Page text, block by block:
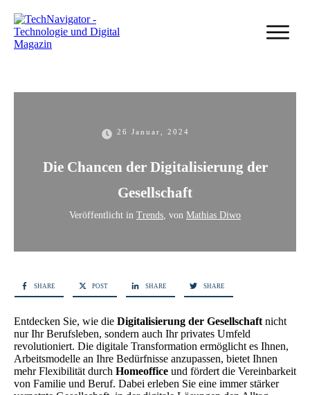
26 Januar, 2024
Die Chancen der Digitalisierung der
Gesellschaft
Veröffentlicht in Trends , von Mathias Diwo
SHARE POST SHARE SHARE
Entdecken Sie, wie die Digitalisierung der Gesellschaft nicht
nur Ihr Berufsleben, sondern auch Ihr privates Umfeld
revolutioniert. Die digitale Transformation ermöglicht es Ihnen,
Arbeitsmodelle an Ihre Bedürfnisse anzupassen, bietet Ihnen
mehr Flexibilität durch Homeoffice und fördert die Vereinbarkeit
von Familie und Beruf. Dabei erleben Sie eine immer stärker